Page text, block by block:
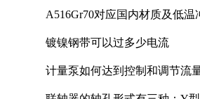
A516Gr70对应国内材质及低温
镀镍钢带可以过多少电流
计量泵如何达到控制和调节流